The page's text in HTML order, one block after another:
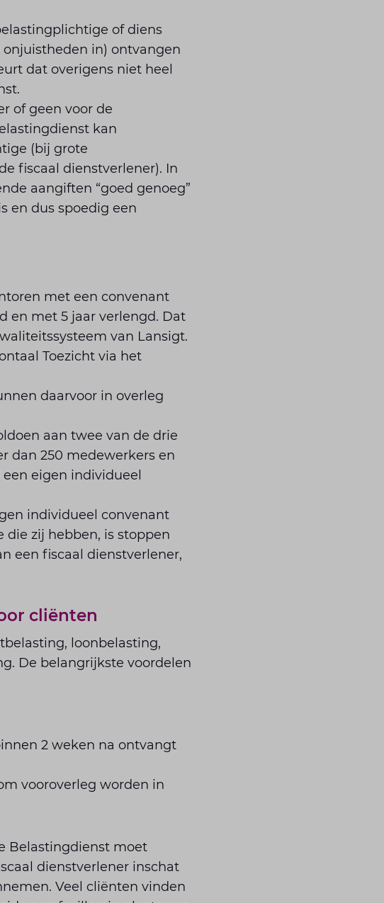
of diens
in) ontvangen
dat overigens niet heel
of geen voor de
kan
(bij grote
fiscaal dienstverlener). In
aangiften “goed genoeg”
en dus spoedig een
met een convenant
en met 5 jaar verlengd. Dat
van Lansigt.
Toezicht via het
daarvoor in overleg
aan twee van de drie
dan 250 medewerkers en
eigen individueel
individueel convenant
die zij hebben, is stoppen
een fiscaal dienstverlener,
cliënten
loonbelasting,
De belangrijkste voordelen
2 weken na ontvangt
vooroverleg worden in
Belastingdienst moet
dienstverlener inschat
Veel cliënten vinden